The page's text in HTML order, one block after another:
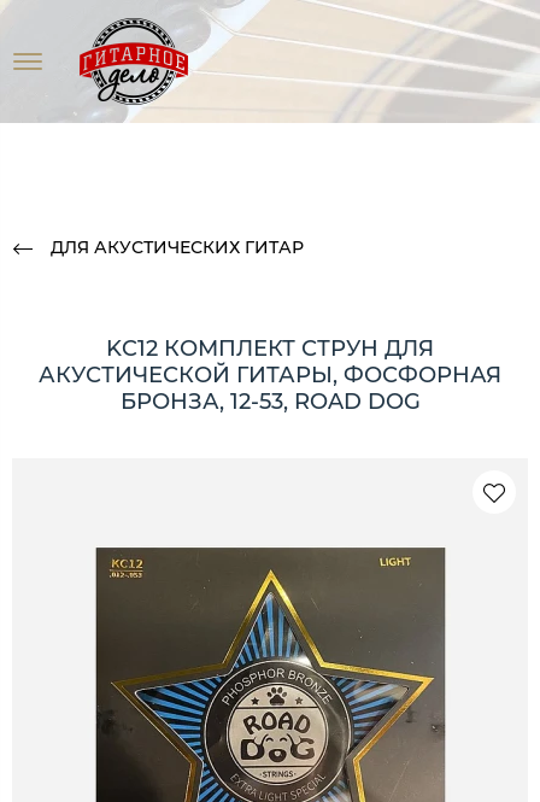
ДЛЯ АКУСТИЧЕСКИХ ГИТАР
KC12 КОМПЛЕКТ СТРУН ДЛЯ
АКУСТИЧЕСКОЙ ГИТАРЫ, ФОСФОРНАЯ
БРОНЗА, 12-53, ROAD DOG